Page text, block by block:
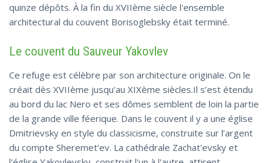
quinze dépôts. À la fin du XVIIème siècle l'ensemble
architectural du couvent Borisoglebsky était terminé.
Le couvent du Sauveur Yakovlev
Ce refuge est célèbre par son architecture originale. On le
créait dès XVIIème jusqu'au XIXème siècles.Il s’est étendu
au bord du lac Nero et ses dômes semblent de loin la partie
de la grande ville féerique. Dans le couvent il y a une église
Dmitrievsky en style du classicisme, construite sur l’argent
du compte Sheremet'ev. La cathédrale Zachat'evsky et